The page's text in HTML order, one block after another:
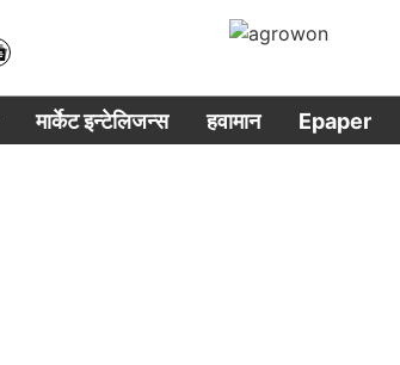
मार्केट इन्टेलिजन्स हवामान Epaper